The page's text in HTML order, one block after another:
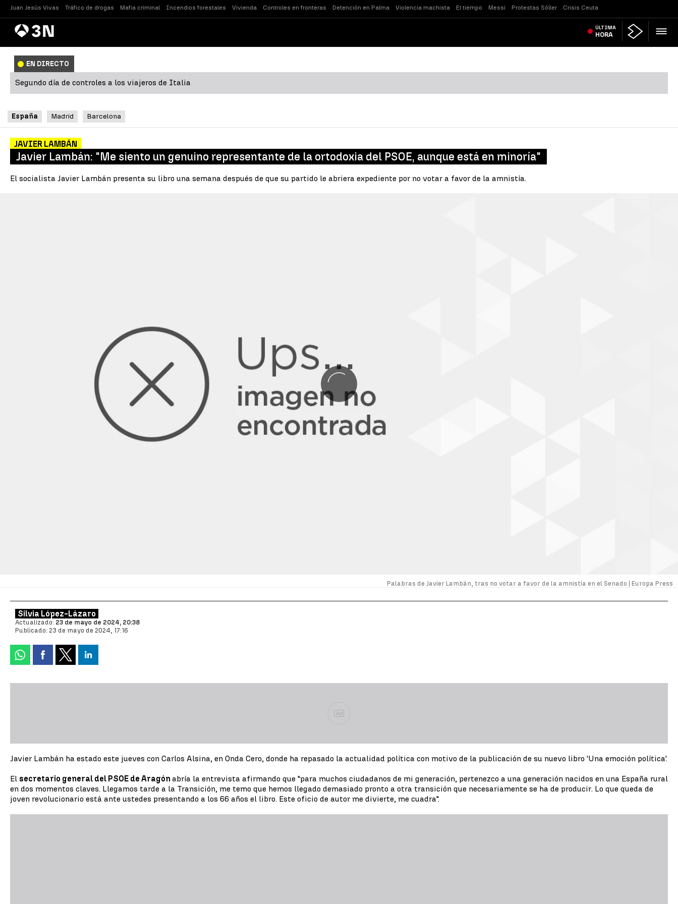
Juan Jesús Vivas Tráfico de drogas Mafia criminal Incendios forestales Vivienda Controles en fronteras Detención en Palma Violencia machista El tiempo Messi Protestas Sóller Crisis Ceuta
AntenaNoticias ÚLTIMA
HORA
EN DIRECTO
Segundo día de controles a los viajeros de Italia
España Madrid Barcelona
JAVIER LAMBÁN
Javier Lambán: "Me siento un genuino representante de la ortodoxia del PSOE, aunque está en minoría"
El socialista Javier Lambán presenta su libro una semana después de que su partido le abriera expediente por no votar a favor de la amnistía.
Palabras de Javier Lambán, tras no votar a favor de la amnistía en el Senado | Europa Press
Silvia López-Lázaro
Actualizado: 23 de mayo de 2024, 20:38
Publicado: 23 de mayo de 2024, 17:16
Ad
Javier Lambán ha estado este jueves con Carlos Alsina, en Onda Cero, donde ha repasado la actualidad política con motivo de la publicación de su nuevo libro 'Una emoción política'.
El secretario general del PSOE de Aragón abría la entrevista afirmando que "para muchos ciudadanos de mi generación, pertenezco a una generación nacidos en una España rural
en dos momentos claves. Llegamos tarde a la Transición, me temo que hemos llegado demasiado pronto a otra transición que necesariamente se ha de producir. Lo que queda de
joven revolucionario está ante ustedes presentando a los 66 años el libro. Este oficio de autor me divierte, me cuadra".